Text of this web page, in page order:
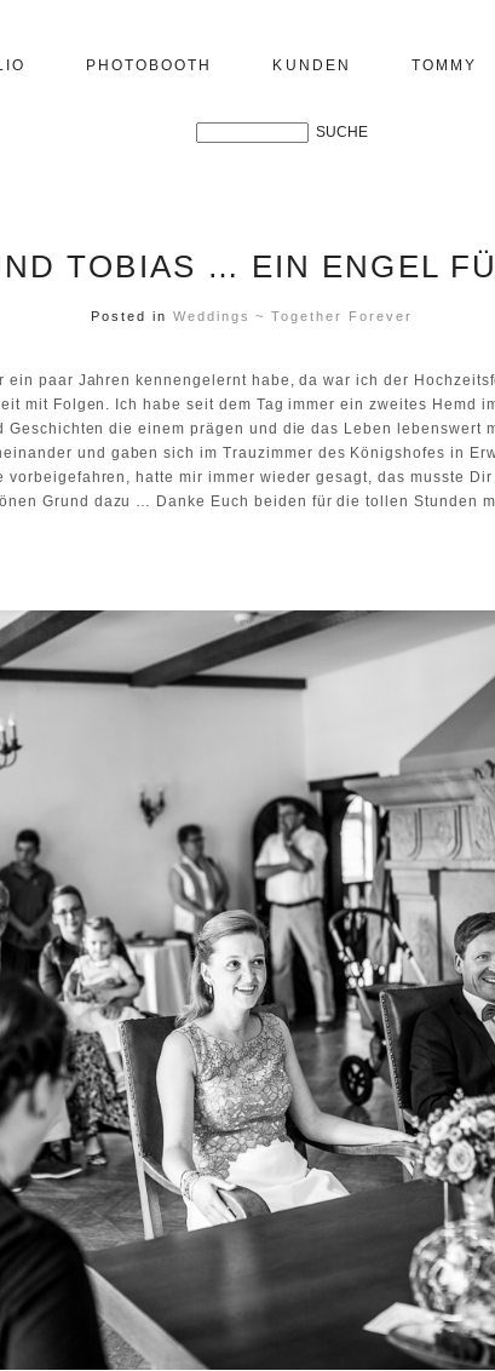
PHOTOBOOTH KUNDEN TOMMY
TOBIAS … EIN ENGEL
Posted in Weddings ~ Together Forever
paar Jahren kennengelernt habe, da war ich der
mit Folgen. Ich habe seit dem Tag immer ein zweites Hemd
die einem prägen und die das Leben lebenswert
und gaben sich im Trauzimmer des Königshofes in
vorbeigefahren, hatte mir immer wieder gesagt, das musste
Grund dazu … Danke Euch beiden für die tollen Stunden